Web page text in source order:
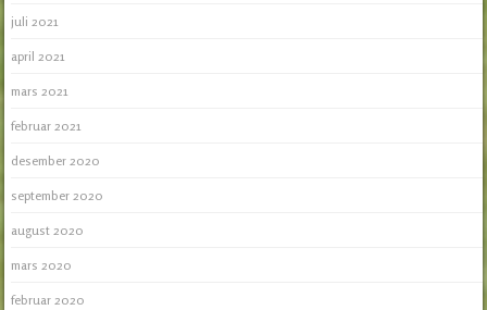
juli 2021
april 2021
mars 2021
februar 2021
desember 2020
september 2020
august 2020
mars 2020
februar 2020